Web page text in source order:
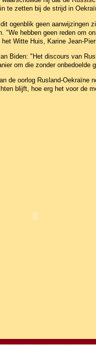
te zetten bij de strijd in
ogenblik geen aanwijzingen
"We hebben geen reden om
Witte Huis, Karine Jean-
Biden: "Het discours van
om die zonder onbedoelde
de oorlog Rusland-Oekraïne
blijft, hoe erg het voor de